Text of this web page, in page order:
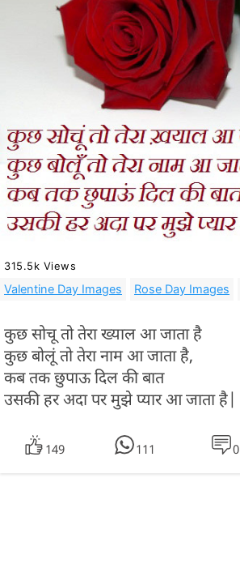
315.5k Views
Valentine Day Images Rose Day Images
कुछ सोचू तो तेरा ख्याल आ जाता है
कुछ बोलूं तो तेरा नाम आ जाता है,
कब तक छुपाऊ दिल की बात
उसकी हर अदा पर मुझे प्यार आ जाता है|
149 111 0